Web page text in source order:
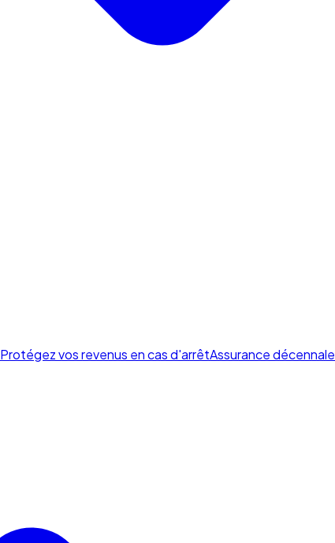
Protégez vos revenus en cas d'arrêtAssurance décennale